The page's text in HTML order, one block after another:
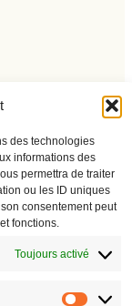
des technologies
informations des
permettra de traiter
ou les ID uniques
consentement peut
fonctions.
Toujours activé